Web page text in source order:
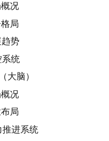
况
局
势
统
大脑）
况
局
进系统